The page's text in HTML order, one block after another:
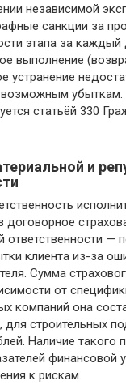
независимой
санкции за
этапа за
выполнение
устранение
убыткам.
статьёй 330
и
договорное
ответственности —
клиента из-за
Сумма
от
компаний она
для строительных
Наличие такого
финансовой
к рискам.